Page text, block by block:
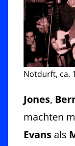
Notdurft, ca.
Jones,
machten
Evans als